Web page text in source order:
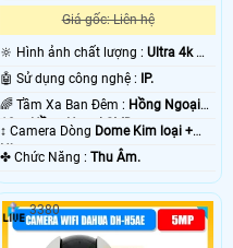
Giá gốc: Liên hệ
🔆 Hình ảnh chất lượng :Ultra 4k 👍🏾
.
🤖️ Sử dụng công nghệ :
IP.
🌈 Tầm Xa Ban Đêm : Hồng Ngoại
10m Hồng Ngoại SMD.
↕️ Camera Dòng Dome Kim loại +
Nhựa.
️✤ Chức Năng :Thu Âm.
3380